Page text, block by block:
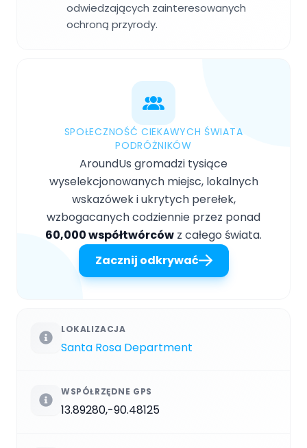
odwiedzających zainteresowanych
ochroną przyrody.
SPOŁECZNOŚĆ CIEKAWYCH ŚWIATA
PODRÓŻNIKÓW
AroundUs gromadzi tysiące
wyselekcjonowanych miejsc, lokalnych
wskazówek i ukrytych perełek,
wzbogacanych codziennie przez ponad
60,000 współtwórców z całego świata.
Zacznij odkrywać
LOKALIZACJA
Santa Rosa Department
WSPÓŁRZĘDNE GPS
13.89280,-90.48125